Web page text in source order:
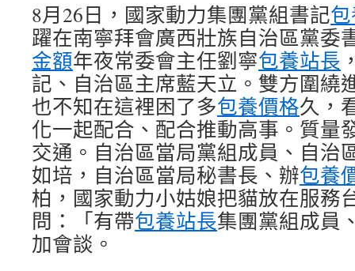
8月26日，國家動力集團黨組書記
躍在南寧拜會廣西壯族自治區黨委
金額年夜常委會主任劉寧包養站長
記、自治區主席藍天立。雙方圍繞
也不知在這裡困了多包養價格久，
化一起配合、配合推動高事。質量
交通。自治區當局黨組成員、自治
如培，自治區當局秘書長、辦包養
柏，國家動力小姑娘把貓放在服務
問：「有帶包養站長集團黨組成員
加會談。